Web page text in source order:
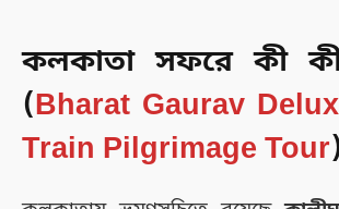
কলকাতা সফরে কী
(Bharat Gaurav
Train Pilgrimage Tour